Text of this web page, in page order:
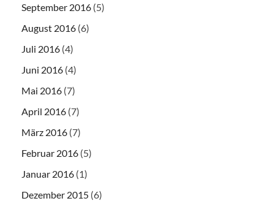
September 2016 (5)
August 2016 (6)
Juli 2016 (4)
Juni 2016 (4)
Mai 2016 (7)
April 2016 (7)
März 2016 (7)
Februar 2016 (5)
Januar 2016 (1)
Dezember 2015 (6)